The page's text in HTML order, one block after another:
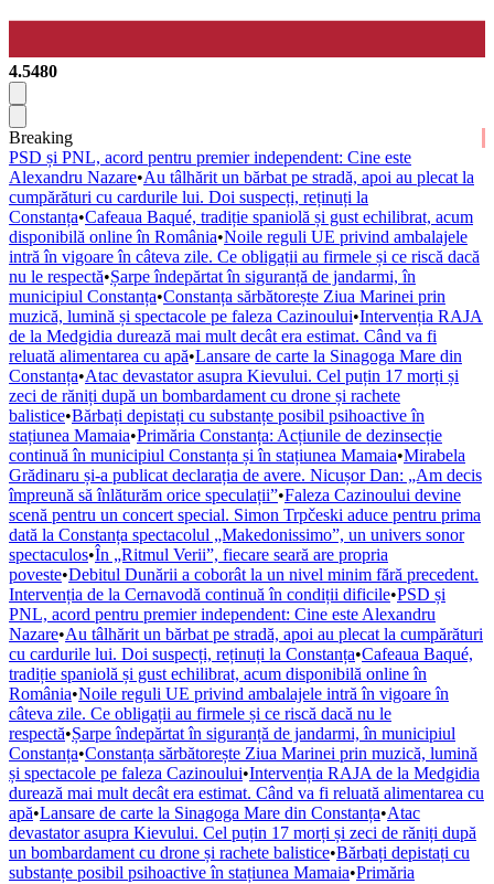
4.5480
Breaking
PSD și PNL, acord pentru premier independent: Cine este
Alexandru Nazare•Au tâlhărit un bărbat pe stradă, apoi au plecat la
cumpărături cu cardurile lui. Doi suspecți, reținuți la
Constanța•Cafeaua Baqué, tradiție spaniolă și gust echilibrat, acum
disponibilă online în România•Noile reguli UE privind ambalajele
intră în vigoare în câteva zile. Ce obligații au firmele și ce riscă dacă
nu le respectă•Șarpe îndepărtat în siguranță de jandarmi, în
municipiul Constanța•Constanța sărbătorește Ziua Marinei prin
muzică, lumină și spectacole pe faleza Cazinoului•Intervenția RAJA
de la Medgidia durează mai mult decât era estimat. Când va fi
reluată alimentarea cu apă•Lansare de carte la Sinagoga Mare din
Constanța•Atac devastator asupra Kievului. Cel puțin 17 morți și
zeci de răniți după un bombardament cu drone și rachete
balistice•Bărbați depistați cu substanțe posibil psihoactive în
stațiunea Mamaia•Primăria Constanța: Acțiunile de dezinsecție
continuă în municipiul Constanța și în stațiunea Mamaia•Mirabela
Grădinaru și-a publicat declarația de avere. Nicușor Dan: „Am decis
împreună să înlăturăm orice speculații”•Faleza Cazinoului devine
scenă pentru un concert special. Simon Trpčeski aduce pentru prima
dată la Constanța spectacolul „Makedonissimo”, un univers sonor
spectaculos•În „Ritmul Verii”, fiecare seară are propria
poveste•Debitul Dunării a coborât la un nivel minim fără precedent.
Intervenția de la Cernavodă continuă în condiții dificile•PSD și
PNL, acord pentru premier independent: Cine este Alexandru
Nazare•Au tâlhărit un bărbat pe stradă, apoi au plecat la cumpărături
cu cardurile lui. Doi suspecți, reținuți la Constanța•Cafeaua Baqué,
tradiție spaniolă și gust echilibrat, acum disponibilă online în
România•Noile reguli UE privind ambalajele intră în vigoare în
câteva zile. Ce obligații au firmele și ce riscă dacă nu le
respectă•Șarpe îndepărtat în siguranță de jandarmi, în municipiul
Constanța•Constanța sărbătorește Ziua Marinei prin muzică, lumină
și spectacole pe faleza Cazinoului•Intervenția RAJA de la Medgidia
durează mai mult decât era estimat. Când va fi reluată alimentarea cu
apă•Lansare de carte la Sinagoga Mare din Constanța•Atac
devastator asupra Kievului. Cel puțin 17 morți și zeci de răniți după
un bombardament cu drone și rachete balistice•Bărbați depistați cu
substanțe posibil psihoactive în stațiunea Mamaia•Primăria